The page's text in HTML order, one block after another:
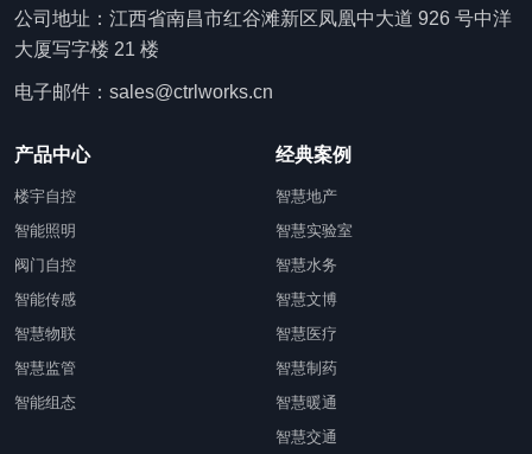
公司地址：江西省南昌市红谷滩新区凤凰中大道 926 号中洋
大厦写字楼 21 楼
电子邮件：sales@ctrlworks.cn
产品中心
楼宇自控
智能照明
阀门自控
智能传感
智慧物联
智慧监管
智能组态
经典案例
智慧地产
智慧实验室
智慧水务
智慧文博
智慧医疗
智慧制药
智慧暖通
智慧交通